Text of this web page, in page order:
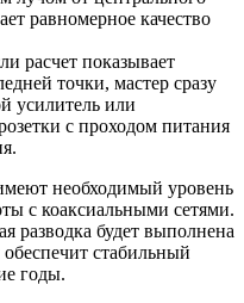
равномерное качество
расчет показывает
точки, мастер сразу
усилитель или
с проходом питания
необходимый уровень
с коаксиальными сетями.
разводка будет выполнена
стабильный
годы.